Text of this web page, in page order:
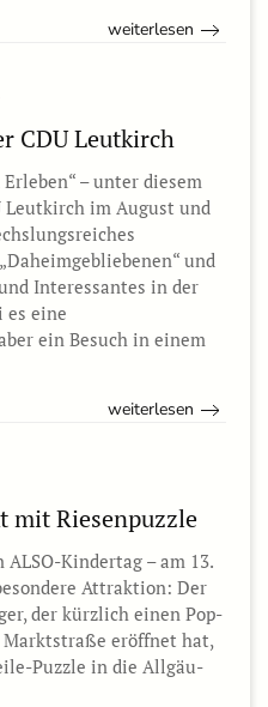
weiterlesen
CDU Leutkirch
– unter diesem
im August und
und
Interessantes in der
es eine
ein Besuch in einem
weiterlesen
mit Riesenpuzzle
Kindertag – am 13.
Attraktion: Der
der kürzlich einen Pop-
eröffnet hat,
Puzzle in die Allgäu-